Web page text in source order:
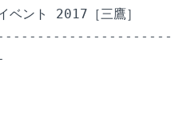
ベント 2017［三鷹］